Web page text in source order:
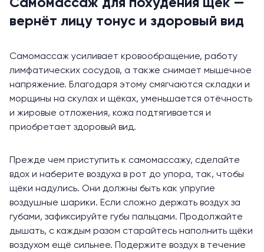
Самомассаж для похудения щёк —
вернёт лицу тонус и здоровый вид
Самомассаж усиливает кровообращение, работу
лимфатических сосудов, а также снимает мышечное
напряжение. Благодаря этому смягчаются складки и
морщины на скулах и щёках, уменьшается отёчность
и жировые отложения, кожа подтягивается и
приобретает здоровый вид.
Прежде чем приступить к самомассажу, сделайте
вдох и наберите воздуха в рот до упора, так, чтобы
щёки надулись. Они должны быть как упругие
воздушные шарики. Если сложно держать воздух за
губами, зафиксируйте губы пальцами. Продолжайте
дышать, с каждым разом старайтесь наполнить щёки
воздухом ещё сильнее. Подержите воздух в течение